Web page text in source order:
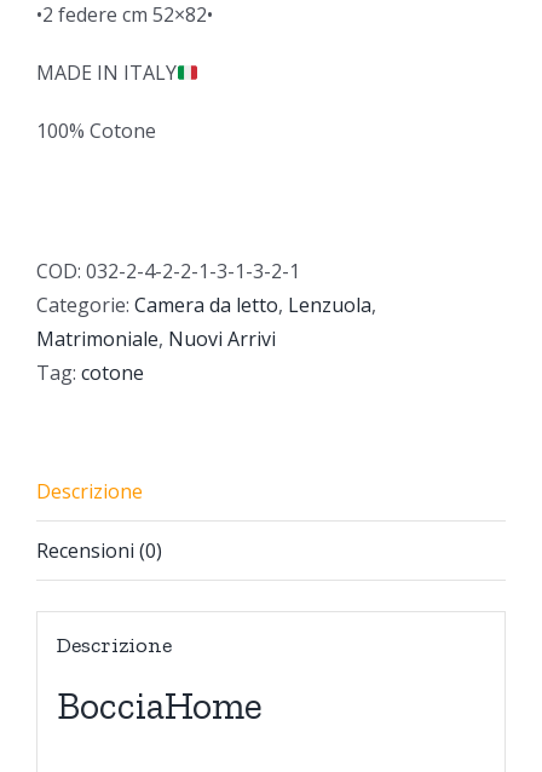
•2 federe cm 52×82•
MADE IN ITALY
100% Cotone
COD: 032-2-4-2-2-1-3-1-3-2-1
Categorie: Camera da letto, Lenzuola,
Matrimoniale, Nuovi Arrivi
Tag: cotone
Descrizione
Recensioni (0)
Descrizione
BocciaHome